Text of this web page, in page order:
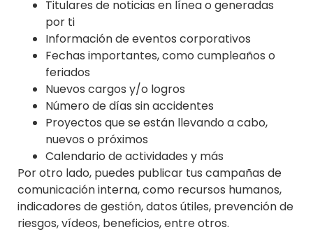
Titulares de noticias en línea o generadas
por ti
Información de eventos corporativos
Fechas importantes, como cumpleaños o
feriados
Nuevos cargos y/o logros
Número de días sin accidentes
Proyectos que se están llevando a cabo,
nuevos o próximos
Calendario de actividades y más
Por otro lado, puedes publicar tus campañas de
comunicación interna, como recursos humanos,
indicadores de gestión, datos útiles, prevención de
riesgos, vídeos, beneficios, entre otros.